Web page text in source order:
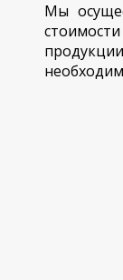
Мы